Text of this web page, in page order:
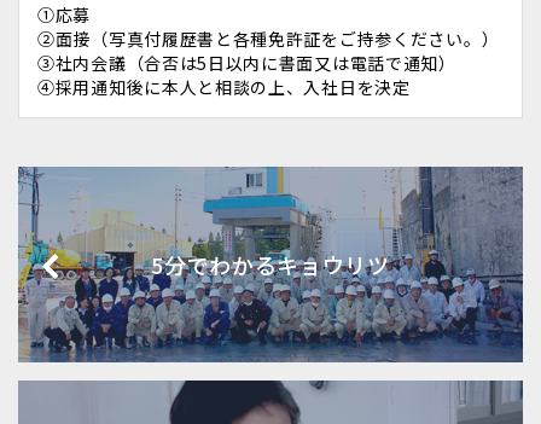
①応募
②面接（写真付履歴書と各種免許証をご持参ください。）
③社内会議（合否は5日以内に書面又は電話で通知）
④採用通知後に本人と相談の上、入社日を決定
5分でわかるキョウリツ